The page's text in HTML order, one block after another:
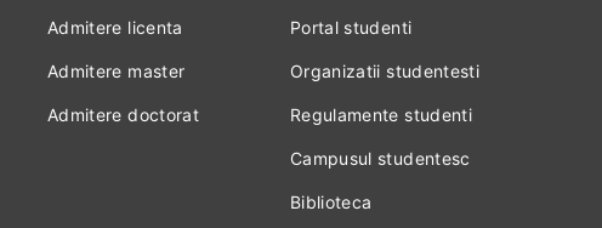
Admitere licenta
Admitere master
Admitere doctorat
Portal studenti
Organizatii studentesti
Regulamente studenti
Campusul studentesc
Biblioteca